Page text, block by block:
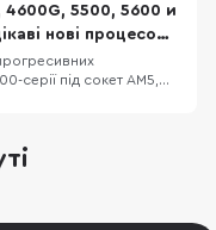
ігри на популярні
4600G, 5500, 5600 и
нові процесори
серії під сокет AM5,
найближчим часом.
нижча ціна у